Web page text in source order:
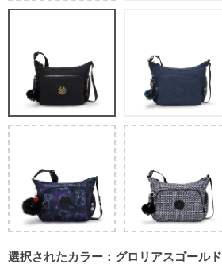
選択されたカラー：グロリアスゴールド